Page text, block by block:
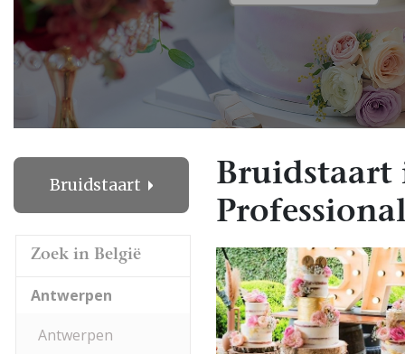
Bruidstaart
Zoek in België
Antwerpen
Antwerpen
Bruidstaart